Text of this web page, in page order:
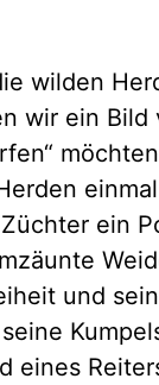
wilden
wir ein
ein
und
eines